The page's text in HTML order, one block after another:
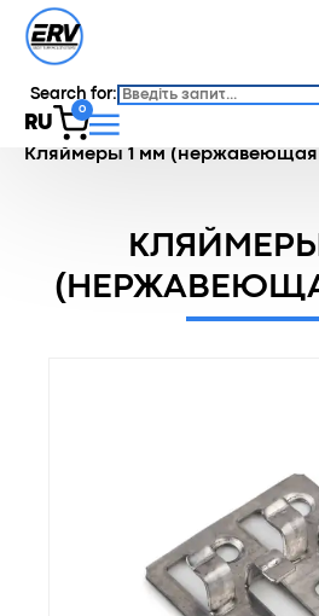
Search for:
RU
0
Главная / Каталог
Кляймеры 1 мм (нержавеющая